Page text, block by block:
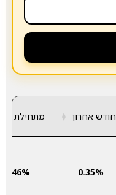
חודש אחרון ▲
▼ מתחילת
0.35%
2.46%